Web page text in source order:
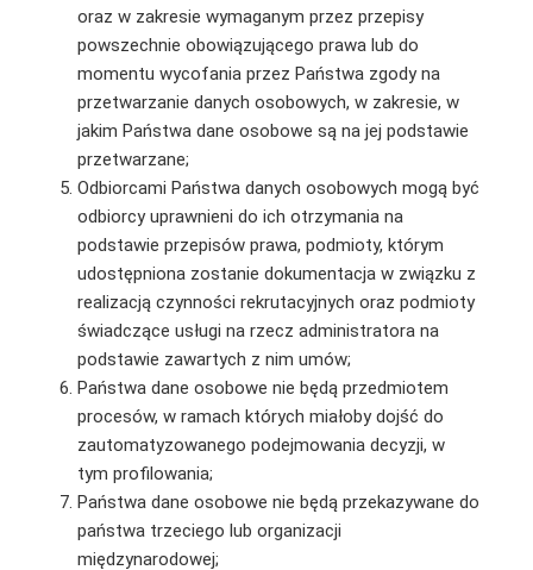
oraz w zakresie wymaganym przez przepisy
powszechnie obowiązującego prawa lub do
momentu wycofania przez Państwa zgody na
przetwarzanie danych osobowych, w zakresie, w
jakim Państwa dane osobowe są na jej podstawie
przetwarzane;
Odbiorcami Państwa danych osobowych mogą być
odbiorcy uprawnieni do ich otrzymania na
podstawie przepisów prawa, podmioty, którym
udostępniona zostanie dokumentacja w związku z
realizacją czynności rekrutacyjnych oraz podmioty
świadczące usługi na rzecz administratora na
podstawie zawartych z nim umów;
Państwa dane osobowe nie będą przedmiotem
procesów, w ramach których miałoby dojść do
zautomatyzowanego podejmowania decyzji, w
tym profilowania;
Państwa dane osobowe nie będą przekazywane do
państwa trzeciego lub organizacji
międzynarodowej;